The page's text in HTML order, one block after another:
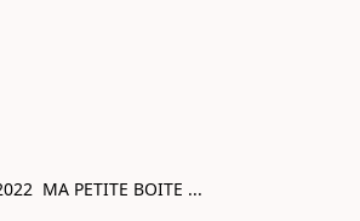
MA PETITE BOITE ...